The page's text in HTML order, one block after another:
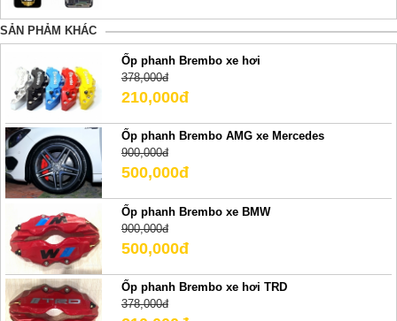
SẢN PHẢM KHÁC
Ốp phanh Brembo xe hơi
378,000đ
210,000đ
Ốp phanh Brembo AMG xe Mercedes
900,000đ
500,000đ
Ốp phanh Brembo xe BMW
900,000đ
500,000đ
Ốp phanh Brembo xe hơi TRD
378,000đ